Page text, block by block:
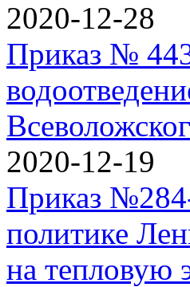
2020-12-28
Приказ №
2020-12-19
Приказ
политике
на тепловую